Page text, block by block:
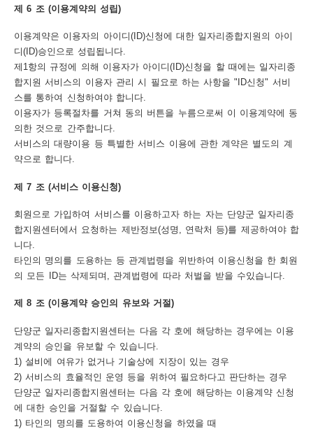
제 6 조 (이용계약의 성립)
이용계약은 이용자의 아이디(ID)신청에 대한 일자리종합지원의 아이
디(ID)승인으로 성립됩니다.
제1항의 규정에 의해 이용자가 아이디(ID)신청을 할 때에는 일자리종
합지원 서비스의 이용자 관리 시 필요로 하는 사항을 "ID신청" 서비
스를 통하여 신청하여야 합니다.
이용자가 등록절차를 거쳐 동의 버튼을 누름으로써 이 이용계약에 동
의한 것으로 간주합니다.
서비스의 대량이용 등 특별한 서비스 이용에 관한 계약은 별도의 계
약으로 합니다.
제 7 조 (서비스 이용신청)
회원으로 가입하여 서비스를 이용하고자 하는 자는 단양군 일자리종
합지원센터에서 요청하는 제반정보(성명, 연락처 등)를 제공하여야 합
니다.
타인의 명의를 도용하는 등 관계법령을 위반하여 이용신청을 한 회원
의 모든 ID는 삭제되며, 관계법령에 따라 처벌을 받을 수있습니다.
제 8 조 (이용계약 승인의 유보와 거절)
단양군 일자리종합지원센터는 다음 각 호에 해당하는 경우에는 이용
계약의 승인을 유보할 수 있습니다.
1) 설비에 여유가 없거나 기술상에 지장이 있는 경우
2) 서비스의 효율적인 운영 등을 위하여 필요하다고 판단하는 경우
단양군 일자리종합지원센터는 다음 각 호에 해당하는 이용계약 신청
에 대한 승인을 거절할 수 있습니다.
1) 타인의 명의를 도용하여 이용신청을 하였을 때
책
이
메
일
집
수
집
거
부
뷰
어
다
운
로
드
이
용
안